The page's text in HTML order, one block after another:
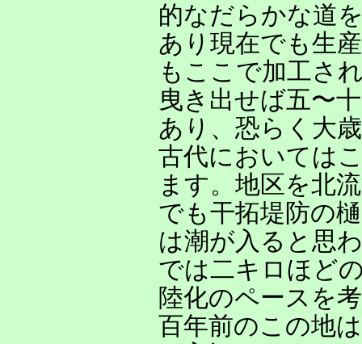
的なだらかな道
あり現在でも生
もここで加工さ
曳き出せば五〜
あり、恐らく大
古代においては
ます。地区を北
でも干拓堤防の
は潮が入ると思
では二キロほど
陸化のペースを
百年前のこの地